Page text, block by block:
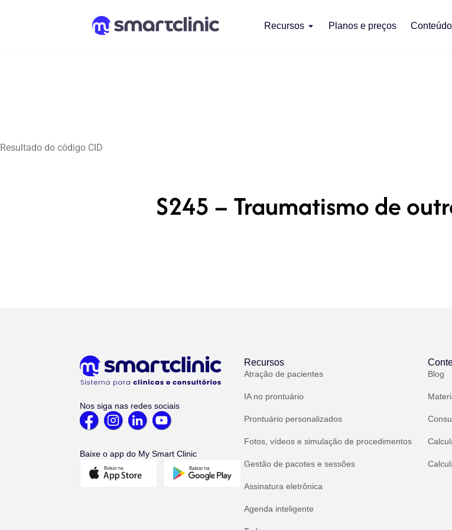
Recursos Planos e preços
Resultado do código CID
S245 – Traumatismo de
Nos siga nas redes sociais
Baixe o app do My Smart Clinic
Recursos
Atração de pacientes
IA no prontuário
Prontuário personalizados
Fotos, vídeos e simulação de procedimentos
Gestão de pacotes e sessões
Assinatura eletrônica
Agenda inteligente
Blog